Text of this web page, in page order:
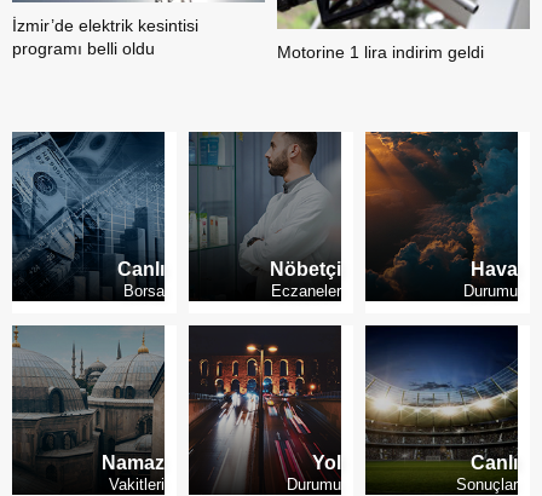
Motorine 1 lira indirim geldi Kademeli emeklilikte son durum
Canlı
Borsa
Nöbetçi
Eczaneler
Hava
Durumu
Namaz
Vakitleri
Yol
Durumu
Canlı
Sonuçlar